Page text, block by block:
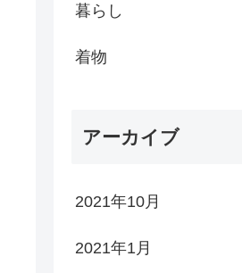
暮らし
着物
アーカイブ
2021年10月
2021年1月